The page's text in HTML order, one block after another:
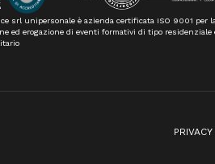
srl unipersonale è azienda certificata ISO 9001 per la
ed erogazione di eventi formativi di tipo residenziale